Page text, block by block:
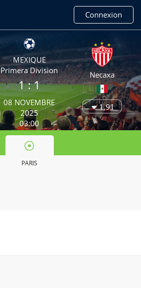
Connexion
MEXIQUE
Primera Division
1 : 1
08 NOVEMBRE
2025
03:00
Necaxa
1,91
PARIS